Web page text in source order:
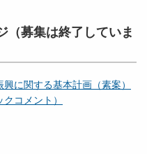
（募集は終了していま
に関する基本計画（素案）
コメント）